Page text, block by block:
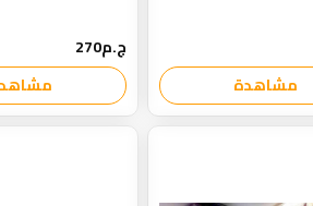
مشاهدة
ج.م270